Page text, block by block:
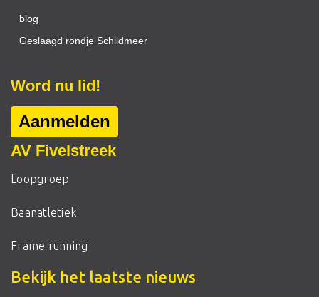
blog
Geslaagd rondje Schildmeer
Word nu lid!
Aanmelden
AV Fivelstreek
Loopgroep
Baanatletiek
Frame running
Bekijk het laatste nieuws